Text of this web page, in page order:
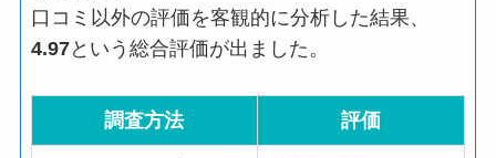
口コミ以外の評価を客観的に分析した結果、
4.97という総合評価が出ました。
調査方法 評価